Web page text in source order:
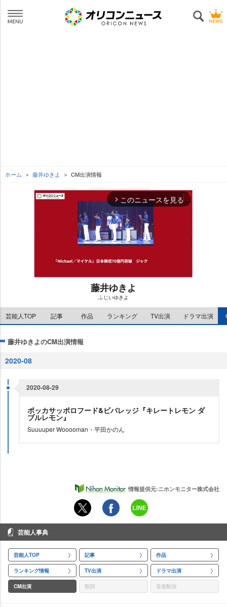
ホーム 藤井ゆきよ CM出演情報
arrow_forward_ios このニュースを見る
M
u
t
藤井ゆきよ
ふじいゆきよ
芸能人TOP 記事 作品 ランキング TV出演 ドラマ出演
藤井ゆきよのCM出演情報
2020-08
2020-08-29
ポッカサッポロフード&ビバレッジ『キレートレモン ダ
ブルレモン』
Suuuuper Wooooman・平田かのん
情報提供元:ニホンモニター株式会社
芸能人事典
芸能人TOP 記事 作品
ランキング情報 TV出演 ドラマ出演
CM出演 歌詞 音楽配信